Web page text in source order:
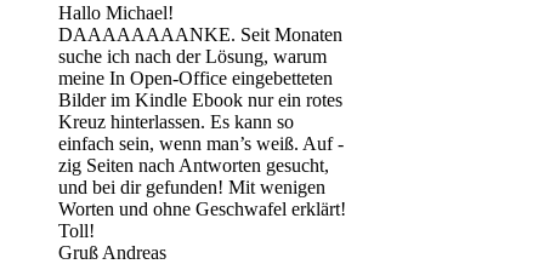
Hallo Michael!
DAAAAAAAANKE. Seit Monaten
suche ich nach der Lösung, warum
meine In Open-Office eingebetteten
Bilder im Kindle Ebook nur ein rotes
Kreuz hinterlassen. Es kann so
einfach sein, wenn man’s weiß. Auf -
zig Seiten nach Antworten gesucht,
und bei dir gefunden! Mit wenigen
Worten und ohne Geschwafel erklärt!
Toll!
Gruß Andreas